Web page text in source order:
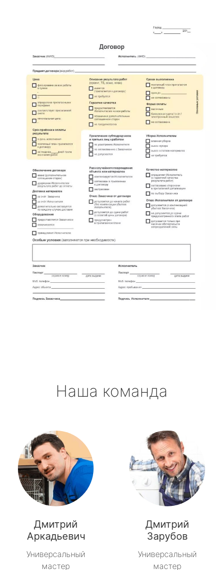
Наша команда
Дмитрий
Аркадьевич
Универсальный
мастер
Дмитрий
Зарубов
Универсальный
мастер